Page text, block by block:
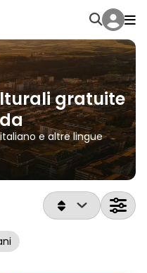
gratuite
e altre lingue